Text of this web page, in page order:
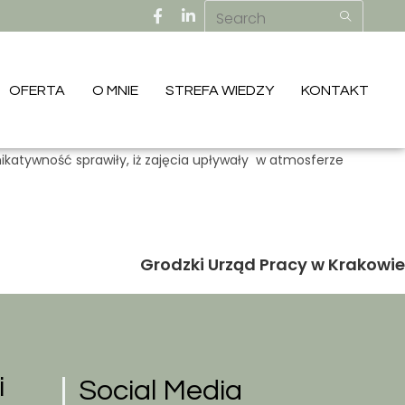
OFERTA O MNIE STREFA WIEDZY KONTAKT
sprawiły, iż zajęcia upływały w atmosferze
Grodzki Urząd Pracy w Krakowie
Social Media